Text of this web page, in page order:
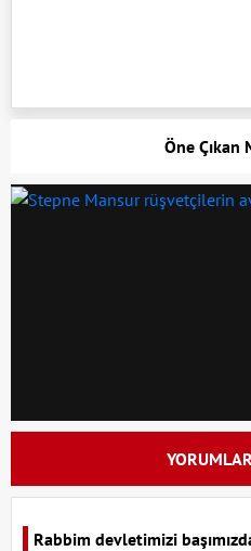
Öne Çıkan
Rabbim devletimizi